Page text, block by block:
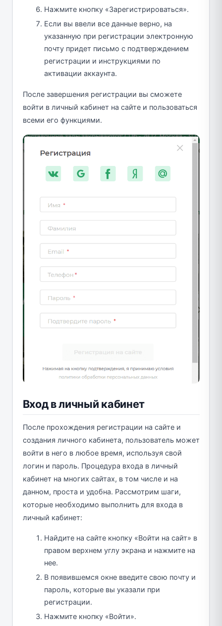
Нажмите кнопку «Зарегистрироваться».
Если вы ввели все данные верно, на
указанную при регистрации электронную
почту придет письмо с подтверждением
регистрации и инструкциями по
активации аккаунта.
После завершения регистрации вы сможете
войти в личный кабинет на сайте и пользоваться
всеми его функциями.
Вход в личный кабинет
После прохождения регистрации на сайте и
создания личного кабинета, пользователь может
войти в него в любое время, используя свой
логин и пароль. Процедура входа в личный
кабинет на многих сайтах, в том числе и на
данном, проста и удобна. Рассмотрим шаги,
которые необходимо выполнить для входа в
личный кабинет:
Найдите на сайте кнопку «Войти на сайт» в
правом верхнем углу экрана и нажмите на
нее.
В появившемся окне введите свою почту и
пароль, которые вы указали при
регистрации.
Нажмите кнопку «Войти».